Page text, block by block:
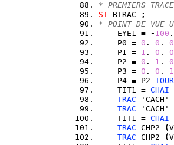
* PREMIERS
SI BTRAC
;
* POINT DE VUE
    EYE1
= - 100
    P0
= 0 . 0 . 0
    P1
= 1 . 0 . 0
    P2
= 0 . 1 . 0
    P3
= 0 . 0 . 1
    P4
= P2 TOUR
    TIT1
= CHAI
TRAC 'CACH'
TRAC 'CACH'
    TIT1
= CHAI
TRAC CHP2 (
TRAC CHP2 (